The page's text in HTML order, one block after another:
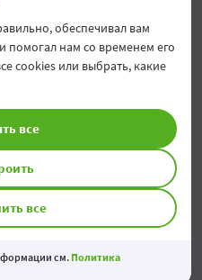
Persoane Juridice
обеспечивал вам
помогал нам со временем его
cookies или выбрать, какие
все
все
см. Политика